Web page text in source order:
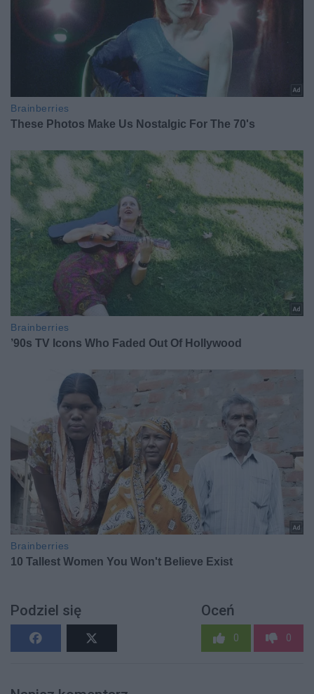
Podziel się Oceń
0 0